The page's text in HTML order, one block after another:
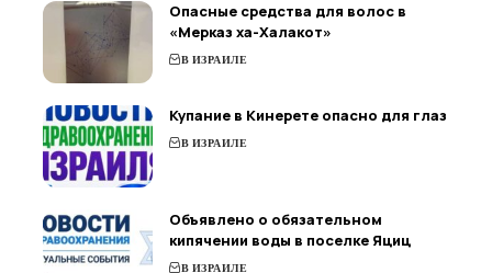
Опасные средства для волос в
«Мерказ ха-Халакот»
В ИЗРАИЛЕ
Купание в Кинерете опасно для глаз
В ИЗРАИЛЕ
Объявлено о обязательном
кипячении воды в поселке Яциц
В ИЗРАИЛЕ